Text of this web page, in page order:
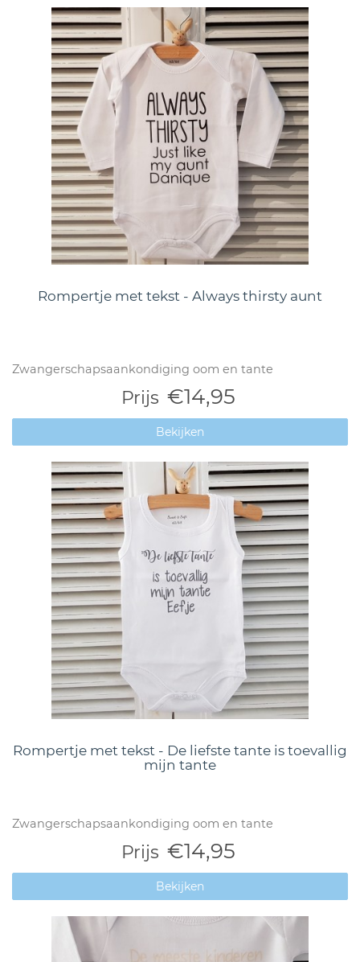
Rompertje met tekst - Always thirsty aunt
Zwangerschapsaankondiging oom en tante
Prijs €14,95
Bekijken
Rompertje met tekst - De liefste tante is toevallig
mijn tante
Zwangerschapsaankondiging oom en tante
Prijs €14,95
Bekijken